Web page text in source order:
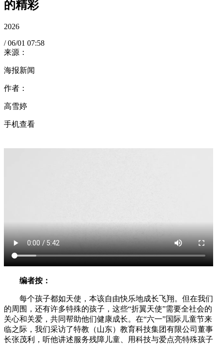
的精彩
2026
/ 06/01 07:58
来源：
海报新闻
作者：
高雪婷
手机查看
编者按：
每个孩子都如天使，本该自由快乐地成长飞翔。但在我们
的周围，还有许多特殊的孩子，这些“折翼天使”需要全社会的
关心和关爱，共同帮助他们健康成长。在“六一”国际儿童节来
临之际，我们采访了特教（山东）教育科技集团有限公司董事
长张茂利，听他讲述服务残障儿童、用科技与爱点亮特殊孩子